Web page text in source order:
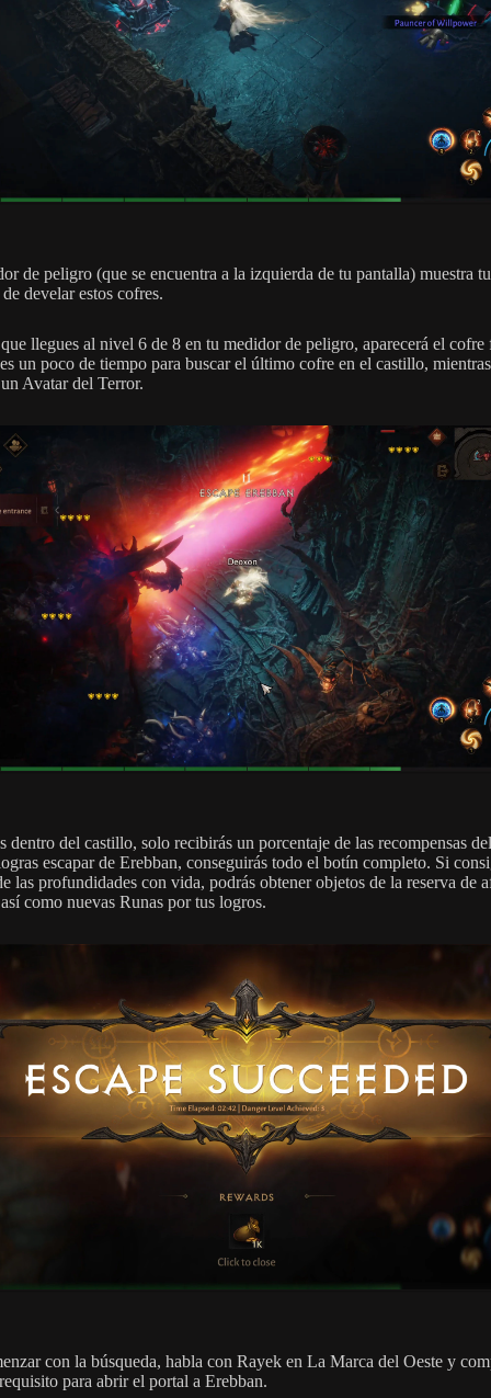
de peligro (que se encuentra a la izquierda de tu pantalla) muestra tu
develar estos cofres.
llegues al nivel 6 de 8 en tu medidor de peligro, aparecerá el cofre
un poco de tiempo para buscar el último cofre en el castillo,
Avatar del Terror.
dentro del castillo, solo recibirás un porcentaje de las recompensas
escapar de Erebban, conseguirás todo el botín completo. Si
las profundidades con vida, podrás obtener objetos de la reserva de
como nuevas Runas por tus logros.
con la búsqueda, habla con Rayek en La Marca del Oeste y
para abrir el portal a Erebban.